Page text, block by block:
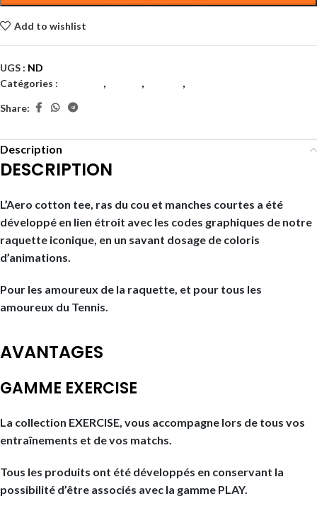
Add to wishlist
UGS : ND
Catégories :
, , ,
Share:
Description
DESCRIPTION
L’Aero cotton tee, ras du cou et manches courtes a été
développé en lien étroit avec les codes graphiques de notre
raquette iconique, en un savant dosage de coloris
d’animations.
Pour les amoureux de la raquette, et pour tous les
amoureux du Tennis.
AVANTAGES
GAMME EXERCISE
La collection EXERCISE, vous accompagne lors de tous vos
entraînements et de vos matchs.
Tous les produits ont été développés en conservant la
possibilité d’être associés avec la gamme PLAY.